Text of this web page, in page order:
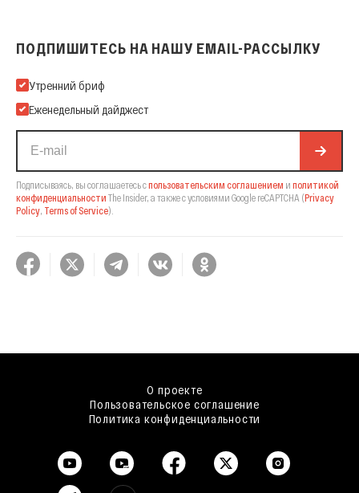
ПОДПИШИТЕСЬ НА НАШУ EMAIL-РАССЫЛКУ
Подпишитесь на нашу Email-рассылку
Утренний бриф
Еженедельный дайджест
Подписываясь, вы соглашаетесь спользовательским соглашением и политикой
конфиденциальности The Insider, а также с условиями Google reCAPTCHA (Privacy
Policy, Terms of Service).
О проекте
Пользовательское соглашение
Политика конфиденциальности